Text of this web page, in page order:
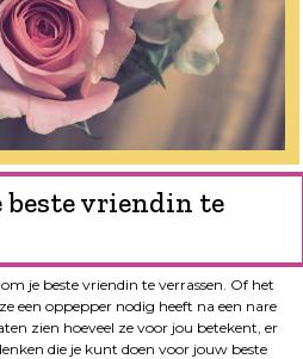
beste vriendin te
je beste vriendin te verrassen. Of het
een oppepper nodig heeft na een nare
zien hoeveel ze voor jou betekent, er
die je kunt doen voor jouw beste